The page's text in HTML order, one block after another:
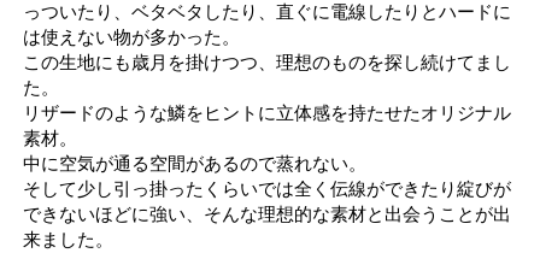
っついたり、ベタベタしたり、直ぐに電線したりとハードに
は使えない物が多かった。
この生地にも歳月を掛けつつ、理想のものを探し続けてまし
た。
リザードのような鱗をヒントに立体感を持たせたオリジナル
素材。
中に空気が通る空間があるので蒸れない。
そして少し引っ掛ったくらいでは全く伝線ができたり綻びが
できないほどに強い、そんな理想的な素材と出会うことが出
来ました。